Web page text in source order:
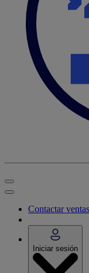
Contactar ventas
Iniciar sesión